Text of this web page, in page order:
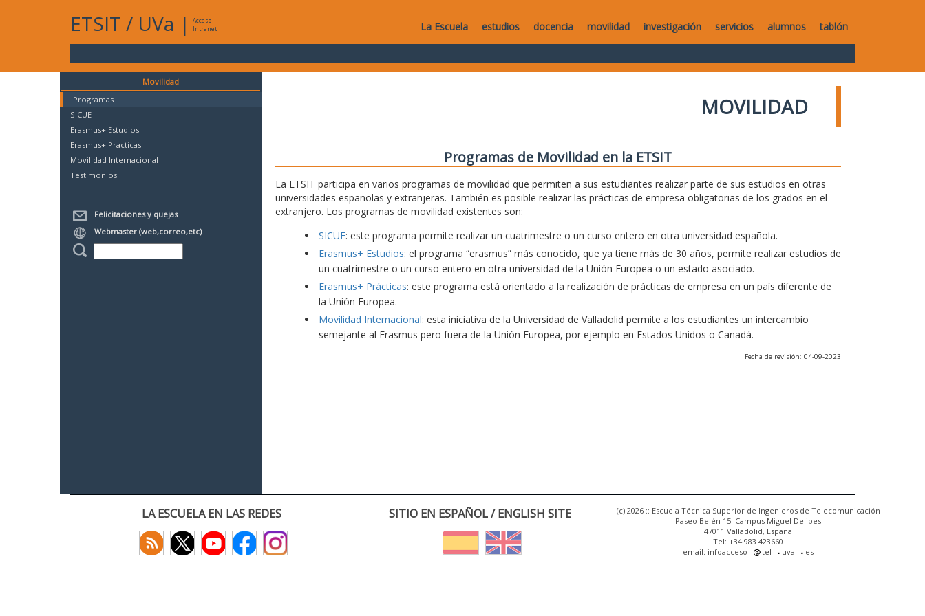
ETSIT / UVa |
Acceso
Intranet
La Escuela estudios docencia movilidad investigación servicios alumnos tablón
Movilidad
Programas
SICUE
Erasmus+ Estudios
Erasmus+ Practicas
Movilidad Internacional
Testimonios
Felicitaciones y quejas
Webmaster (web,correo,etc)
MOVILIDAD
Programas de Movilidad en la ETSIT
La ETSIT participa en varios programas de movilidad que permiten a sus estudiantes realizar parte de sus estudios en otras
universidades españolas y extranjeras. También es posible realizar las prácticas de empresa obligatorias de los grados en el
extranjero. Los programas de movilidad existentes son:
SICUE: este programa permite realizar un cuatrimestre o un curso entero en otra universidad española.
Erasmus+ Estudios: el programa “erasmus” más conocido, que ya tiene más de 30 años, permite realizar estudios de
un cuatrimestre o un curso entero en otra universidad de la Unión Europea o un estado asociado.
Erasmus+ Prácticas: este programa está orientado a la realización de prácticas de empresa en un país diferente de
la Unión Europea.
Movilidad Internacional: esta iniciativa de la Universidad de Valladolid permite a los estudiantes un intercambio
semejante al Erasmus pero fuera de la Unión Europea, por ejemplo en Estados Unidos o Canadá.
Fecha de revisión: 04-09-2023
LA ESCUELA EN LAS REDES SITIO EN ESPAÑOL / ENGLISH SITE
(c) 2026 :: Escuela Técnica Superior de Ingenieros de Telecomunicación
Paseo Belén 15. Campus Miguel Delibes
47011 Valladolid, España
Tel: +34 983 423660
email: infoacceso
tel uva es